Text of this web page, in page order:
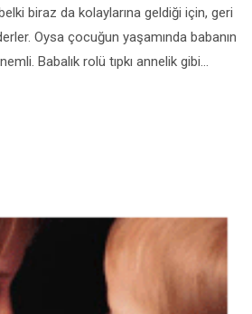
biraz da kolaylarına geldiği için, geri
Oysa çocuğun yaşamında babanın
Babalık rolü tıpkı annelik gibi
kendilerini bu […]